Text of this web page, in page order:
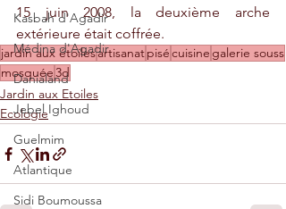
Kasbah d'Agadir
Médina d'Agadir
Danialand
Jebel Ighoud
Guelmim
Atlantique
Sidi Boumoussa
15 juin 2008, la deuxième arche
extérieure était coffrée.
jardin aux étoilesartisanatpisécuisine galerie souss
mosquée3d
Jardin aux Etoiles
Ecologie